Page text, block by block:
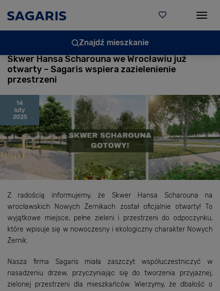
Znajdź mieszkanie
Skwer Hansa Scharouna we Wrocławiu już
otwarty – Sagaris wspiera zazielenienie
przestrzeni
14
luty
2025
Z radością informujemy, że Skwer Hansa Scharouna na
wrocławskich Nowych Żernikach został oficjalnie otwarty! To
wyjątkowe miejsce, pełne zieleni i przestrzeni do odpoczynku,
które wpisuje się w nowoczesny i ekologiczny charakter Nowych
Żernik.
Nasza firma Sagaris miała zaszczyt współuczestniczyć w
nasadzeniu drzew, przyczyniając się do tworzenia przyjaznej,
zielonej przestrzeni dla mieszkańców. Wierzymy, że dbałość o